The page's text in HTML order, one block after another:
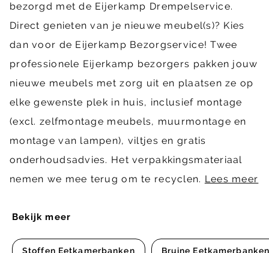
Bekijk meer
Stoffen Eetkamerbanken Bruine
bezorgd met de Eijerkamp Drempelservice.
Direct genieten van je nieuwe meubel(s)? Kies
dan voor de Eijerkamp Bezorgservice! Twee
professionele Eijerkamp bezorgers pakken jouw
nieuwe meubels met zorg uit en plaatsen ze op
elke gewenste plek in huis, inclusief montage
(excl. zelfmontage meubels, muurmontage en
montage van lampen), viltjes en gratis
onderhoudsadvies. Het verpakkingsmateriaal
nemen we mee terug om te recyclen. Lees meer